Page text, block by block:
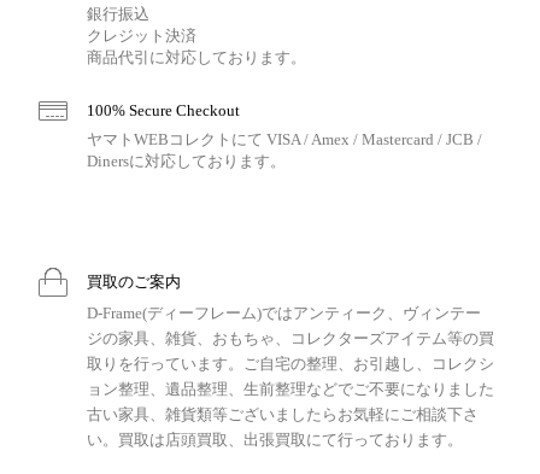
銀行振込
クレジット決済
商品代引に対応しております。
100% Secure Checkout
ヤマトWEBコレクトにて VISA / Amex / Mastercard / JCB /
Dinersに対応しております。
買取のご案内
D-Frame(ディーフレーム)ではアンティーク、ヴィンテー
ジの家具、雑貨、おもちゃ、コレクターズアイテム等の買
取りを行っています。ご自宅の整理、お引越し、コレクシ
ョン整理、遺品整理、生前整理などでご不要になりました
古い家具、雑貨類等ございましたらお気軽にご相談下さ
い。買取は店頭買取、出張買取にて行っております。